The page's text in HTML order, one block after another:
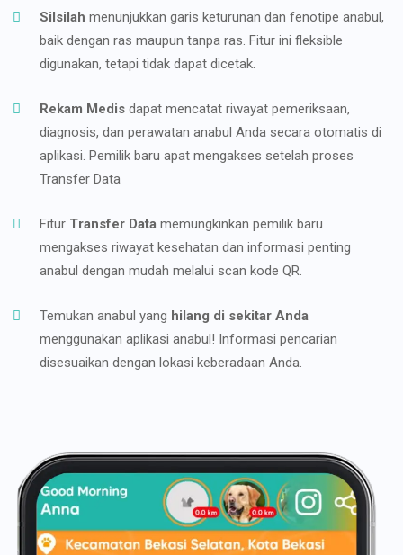
Silsilah menunjukkan garis keturunan dan fenotipe anabul,
baik dengan ras maupun tanpa ras. Fitur ini fleksible
digunakan, tetapi tidak dapat dicetak.
Rekam Medis dapat mencatat riwayat pemeriksaan,
diagnosis, dan perawatan anabul Anda secara otomatis di
aplikasi. Pemilik baru apat mengakses setelah proses
Transfer Data
Fitur Transfer Data memungkinkan pemilik baru
mengakses riwayat kesehatan dan informasi penting
anabul dengan mudah melalui scan kode QR.
Temukan anabul yang hilang di sekitar Anda
menggunakan aplikasi anabul! Informasi pencarian
disesuaikan dengan lokasi keberadaan Anda.